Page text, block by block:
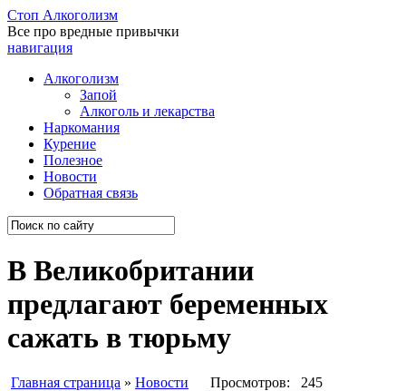
Стоп Алкоголизм
Все про вредные привычки
навигация
Алкоголизм
Запой
Алкоголь и лекарства
Наркомания
Курение
Полезное
Новости
Обратная связь
В Великобритании
предлагают беременных
сажать в тюрьму
Главная страница » Новости Просмотров: 245